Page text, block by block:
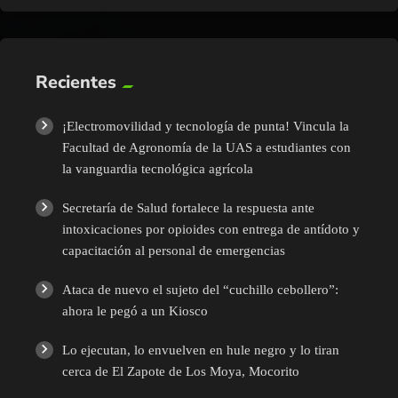
Recientes
¡Electromovilidad y tecnología de punta! Vincula la
Facultad de Agronomía de la UAS a estudiantes con
la vanguardia tecnológica agrícola
Secretaría de Salud fortalece la respuesta ante
intoxicaciones por opioides con entrega de antídoto y
capacitación al personal de emergencias
Ataca de nuevo el sujeto del “cuchillo cebollero”:
ahora le pegó a un Kiosco
Lo ejecutan, lo envuelven en hule negro y lo tiran
cerca de El Zapote de Los Moya, Mocorito